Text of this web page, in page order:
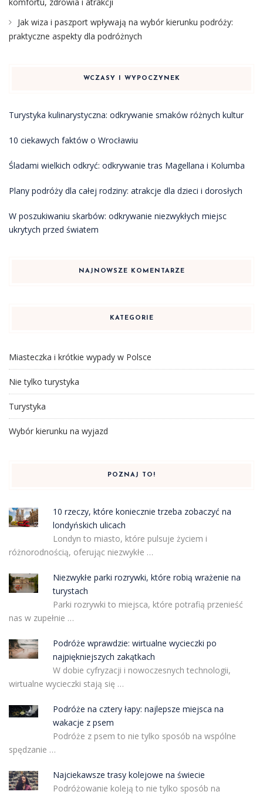
Jak wiza i paszport wpływają na wybór kierunku podróży:
praktyczne aspekty dla podróżnych
WCZASY I WYPOCZYNEK
Turystyka kulinarystyczna: odkrywanie smaków różnych kultur
10 ciekawych faktów o Wrocławiu
Śladami wielkich odkryć: odkrywanie tras Magellana i Kolumba
Plany podróży dla całej rodziny: atrakcje dla dzieci i dorosłych
W poszukiwaniu skarbów: odkrywanie niezwykłych miejsc
ukrytych przed światem
NAJNOWSZE KOMENTARZE
KATEGORIE
Miasteczka i krótkie wypady w Polsce
Nie tylko turystyka
Turystyka
Wybór kierunku na wyjazd
POZNAJ TO!
10 rzeczy, które koniecznie trzeba zobaczyć na
londyńskich ulicach
Londyn to miasto, które pulsuje życiem i
różnorodnością, oferując niezwykłe …
Niezwykłe parki rozrywki, które robią wrażenie na
turystach
Parki rozrywki to miejsca, które potrafią przenieść
nas w zupełnie …
Podróże wprawdzie: wirtualne wycieczki po
najpiękniejszych zakątkach
W dobie cyfryzacji i nowoczesnych technologii,
wirtualne wycieczki stają się …
Podróże na cztery łapy: najlepsze miejsca na
wakacje z psem
Podróże z psem to nie tylko sposób na wspólne
spędzanie …
Najciekawsze trasy kolejowe na świecie
Podróżowanie koleją to nie tylko sposób na